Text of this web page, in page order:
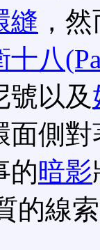
縫 ，
十八
號以及
面側
的暗影
的線